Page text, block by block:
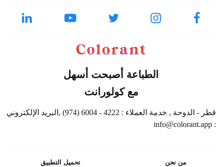
الطباعة أصبحت أسهل
مع كولورانت
قطر - الدوحة , خدمة العملاء : 4222 - 6004 (974) ,البريد الإلكتروني
: info@colorant.app
من نحن تحميل التطبيق